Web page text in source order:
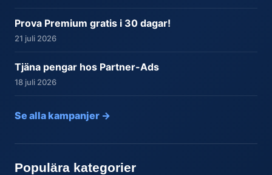
Prova Premium gratis i 30 dagar!
21 juli 2026
Tjäna pengar hos Partner-Ads
18 juli 2026
Se alla kampanjer →
Populära kategorier